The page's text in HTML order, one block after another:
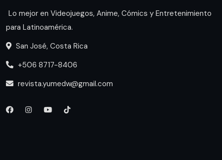
Lo mejor en Videojuegos, Anime, Cómics y Entretenimiento
para Latinoamérica.
San José, Costa Rica
+506 8717-8406
revista.yumedw@gmail.com